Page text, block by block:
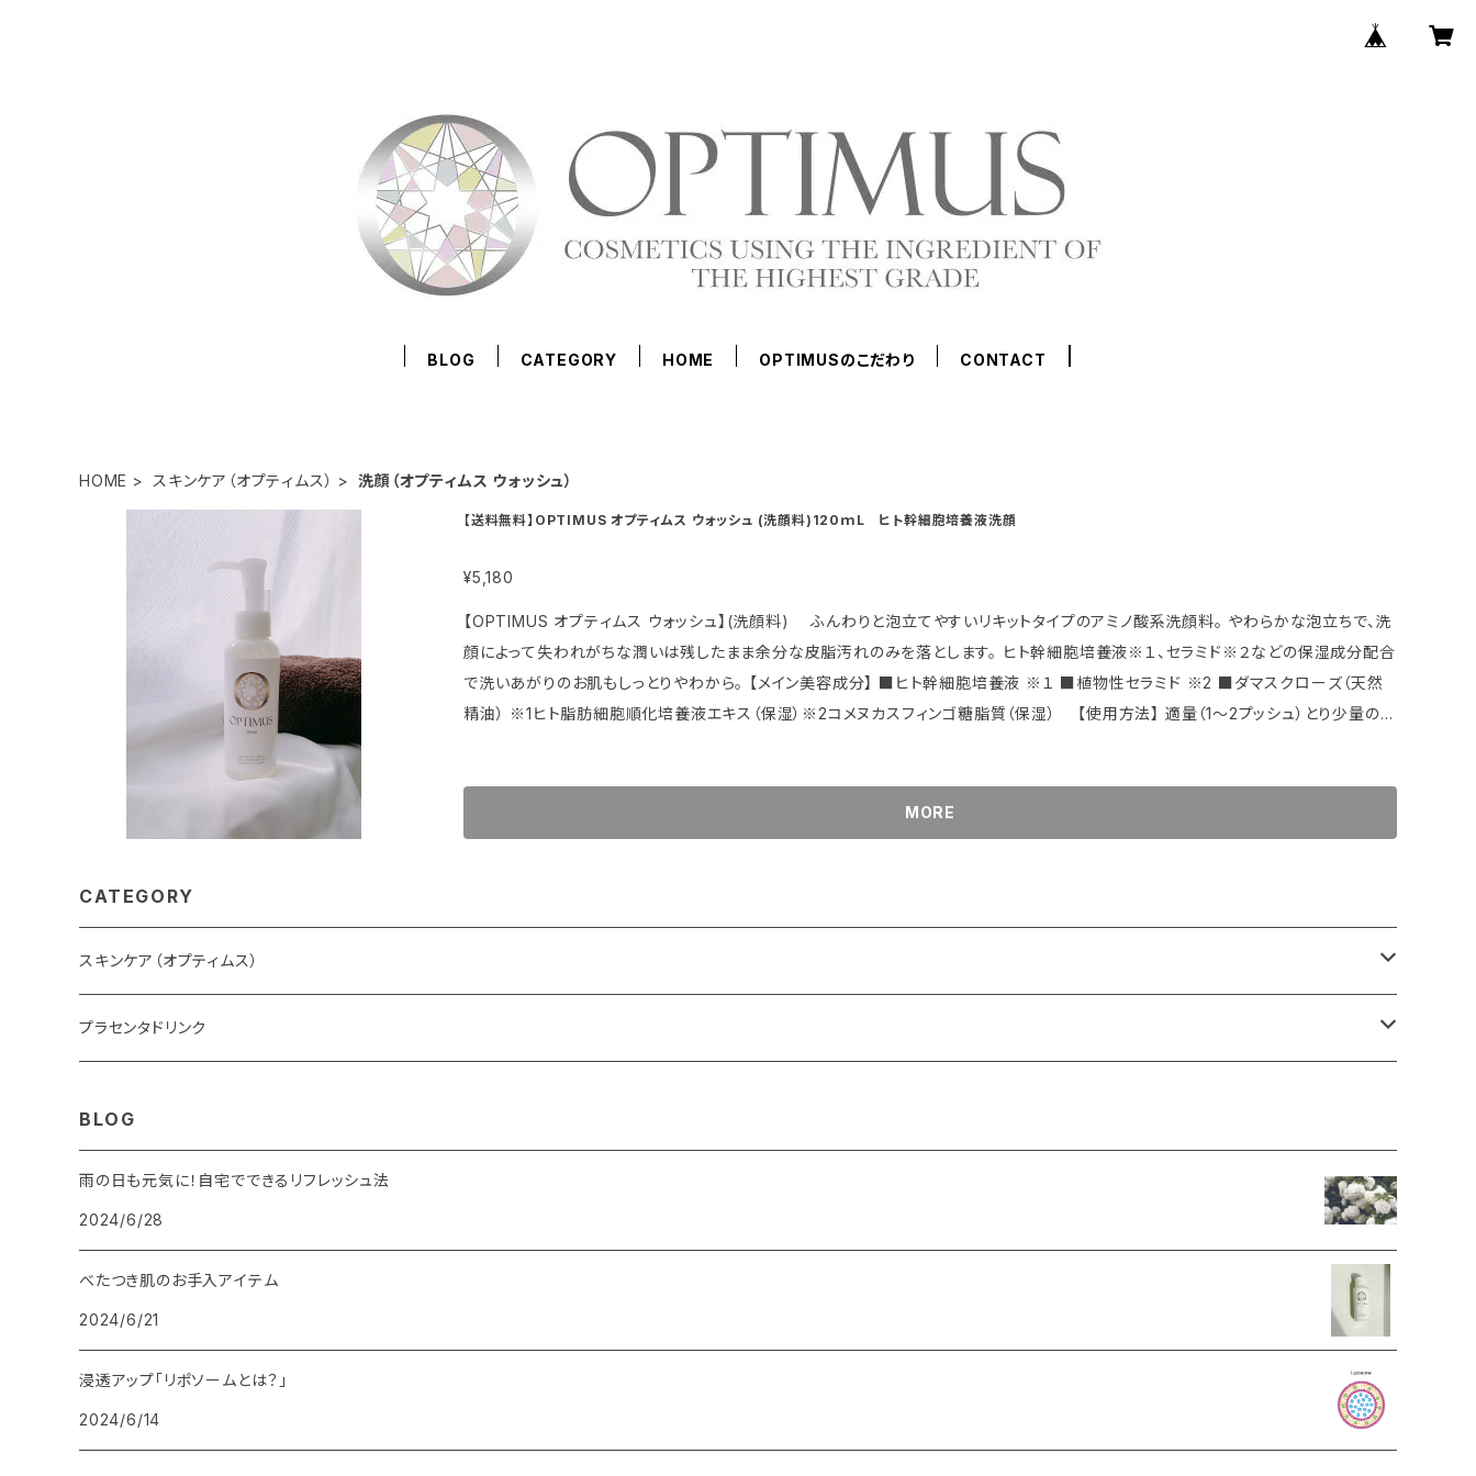
BLOG CATEGORY HOME OPTIMUSのこだわり CONTACT
HOME スキンケア（オプティムス） 洗顔（オプティムス ウォッシュ）
【送料無料】OPTIMUS オプティムス ウォッシュ (洗顔料)120ｍL ヒト幹細胞培養液洗顔
¥5,180
【OPTIMUS オプティムス ウォッシュ】(洗顔料) ふんわりと泡立てやすいリキットタイプのアミノ酸系洗顔料。 やわらかな泡立ちで、洗
顔によって失われがちな潤いは残したまま余分な皮脂汚れのみを落とします。 ヒト幹細胞培養液※１、セラミド※２などの保湿成分配合
で洗いあがりのお肌もしっとりやわから。 【メイン美容成分】 ■ヒト幹細胞培養液 ※１ ■植物性セラミド ※2 ■ダマスクローズ（天然
精油） ※1ヒト脂肪細胞順化培養液エキス（保湿）※2コメヌカスフィンゴ糖脂質（保湿） 【使用方法】 適量（1～2プッシュ）とり少量の水
前後）での洗顔は乾燥の原因となる為、お避けください。 ◎メイク時は2回洗顔してください。詳細はよくあるご質問をご覧ください。 ★
★★ ウォッシュ新発売キャンペーン（数量限定） ★★★ オプティムスでは、良く泡立てたたっぷりの泡でお顔を洗っていただくことが洗
MORE
CATEGORY
スキンケア（オプティムス）
洗顔（オプティムス ウォッシュ）
保湿美容液（オプティムス エッセンス）
プラセンタドリンク
BLOG
雨の日も元気に！自宅でできるリフレッシュ法
2024/6/28
べたつき肌のお手入アイテム
2024/6/21
浸透アップ「リポソームとは？」
2024/6/14